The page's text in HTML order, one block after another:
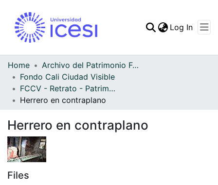
Log In
Home
Archivo del Patrimonio Fotográfico y Fílmico del Valle del Cauca
Fondo Cali Ciudad Visible
FCCV - Retrato - Patrimonial
Herrero en contraplano
Herrero en contraplano
Files